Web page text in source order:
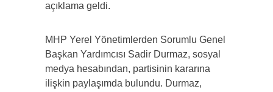
açıklama geldi.
MHP Yerel Yönetimlerden Sorumlu Genel
Başkan Yardımcısı Sadir Durmaz, sosyal
medya hesabından, partisinin kararına
ilişkin paylaşımda bulundu. Durmaz,